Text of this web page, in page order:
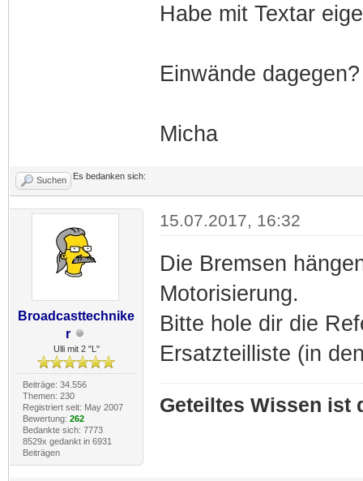
Habe mit Textar
Einwände dagegen?
Micha
Suchen Es bedanken sich:
Broadcasttechnike
r
Ulli mit 2 "L"
Beiträge: 34.556
Themen: 230
Registriert seit: May 2007
Bewertung: 262
Bedankte sich: 7773
8529x gedankt in 6931
Beiträgen
15.07.2017, 16:32
Die Bremsen
Motorisierung.
Bitte hole dir die
Ersatzteilliste (in
Geteiltes Wissen ist